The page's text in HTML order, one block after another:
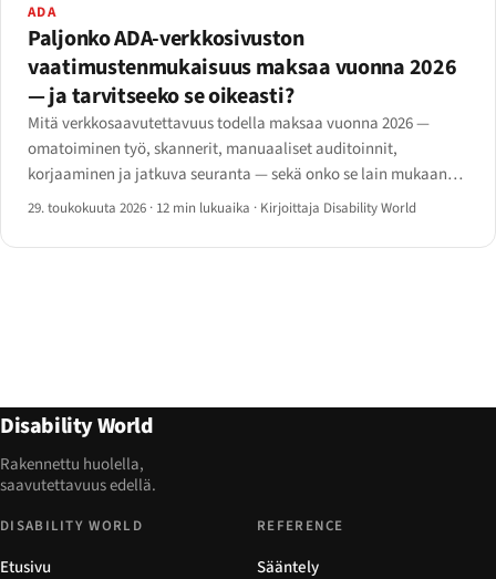
ADA
Paljonko ADA-verkkosivuston
vaatimustenmukaisuus maksaa vuonna 2026
— ja tarvitseeko se oikeasti?
Mitä verkkosaavutettavuus todella maksaa vuonna 2026 —
omatoiminen työ, skannerit, manuaaliset auditoinnit,
korjaaminen ja jatkuva seuranta — sekä onko se lain mukaan
pakollista, mitä tapahtuu jos laiminlyö velvollisuuden ja milloin
29. toukokuuta 2026 · 12 min lukuaika · Kirjoittaja Disability World
Disability World
Rakennettu huolella,
saavutettavuus edellä.
DISABILITY WORLD
Etusivu
REFERENCE
Sääntely